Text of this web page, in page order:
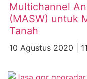
Multichannel
(MASW) untuk
Tanah
10 Agustus 2020